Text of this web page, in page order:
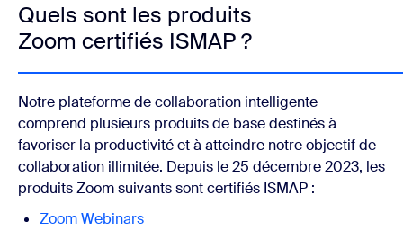
Quels sont les produits
Zoom certifiés ISMAP ?
Notre plateforme de collaboration intelligente
comprend plusieurs produits de base destinés à
favoriser la productivité et à atteindre notre objectif de
collaboration illimitée. Depuis le 25 décembre 2023, les
produits Zoom suivants sont certifiés ISMAP :
Zoom Webinars